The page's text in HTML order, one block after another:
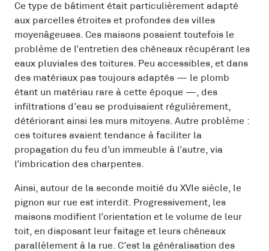
Ce type de bâtiment était particulièrement adapté
aux parcelles étroites et profondes des villes
moyenâgeuses. Ces maisons posaient toutefois le
problème de l’entretien des chéneaux récupérant les
eaux pluviales des toitures. Peu accessibles, et dans
des matériaux pas toujours adaptés — le plomb
étant un matériau rare à cette époque —, des
infiltrations d’eau se produisaient régulièrement,
détériorant ainsi les murs mitoyens. Autre problème :
ces toitures avaient tendance à faciliter la
propagation du feu d’un immeuble à l’autre, via
l’imbrication des charpentes.
Ainsi, autour de la seconde moitié du XVIe siècle, le
pignon sur rue est interdit. Progressivement, les
maisons modifient l’orientation et le volume de leur
toit, en disposant leur faitage et leurs chéneaux
parallèlement à la rue. C’est la généralisation des